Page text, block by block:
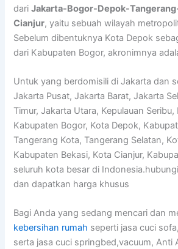
dariJakarta-Bogor-Depok-
Cianjur, yaitu sebuah wilayah
Sebelum dibentuknya Kota Depok
dari Kabupaten Bogor, akronimnya
Untuk yang berdomisili di Jakarta dan
Jakarta Pusat, Jakarta Barat, Jakarta
Timur, Jakarta Utara, Kepulauan Seribu,
Kabupaten Bogor, Kota Depok,
Tangerang Kota, Tangerang Selatan,
Kabupaten Bekasi, Kota Cianjur,
seluruh kota besar di
dan dapatkan harga khusus
Bagi Anda yang sedang mencari dan
kebersihan rumah seperti jasa cuci
serta jasa cuci springbed,vacuum, Anti